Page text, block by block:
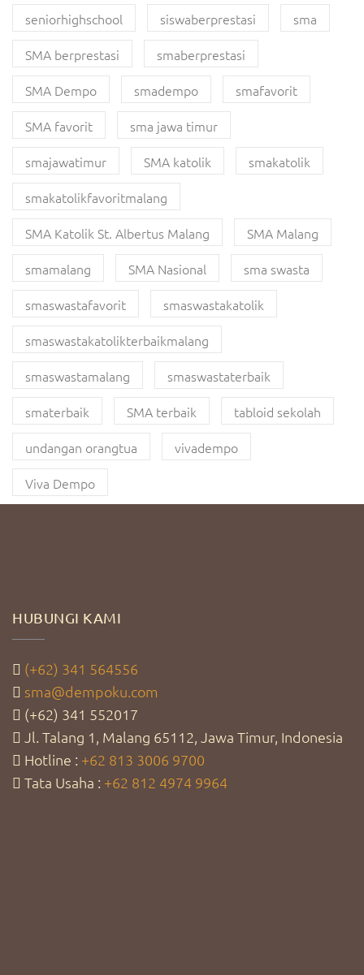
seniorhighschool
siswaberprestasi
sma
SMA berprestasi
smaberprestasi
SMA Dempo
smadempo
smafavorit
SMA favorit
sma jawa timur
smajawatimur
SMA katolik
smakatolik
smakatolikfavoritmalang
SMA Katolik St. Albertus Malang
SMA Malang
smamalang
SMA Nasional
sma swasta
smaswastafavorit
smaswastakatolik
smaswastakatolikterbaikmalang
smaswastamalang
smaswastaterbaik
smaterbaik
SMA terbaik
tabloid sekolah
undangan orangtua
vivadempo
Viva Dempo
HUBUNGI KAMI
(+62) 341 564556
sma@dempoku.com
(+62) 341 552017
Jl. Talang 1, Malang 65112, Jawa Timur, Indonesia
Hotline : +62 813 3006 9700
Tata Usaha : +62 812 4974 9964